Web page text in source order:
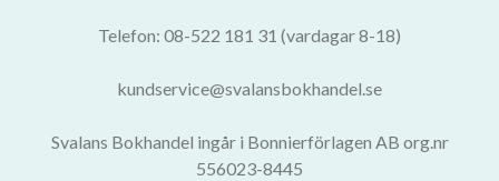
Telefon: 08-522 181 31 (vardagar 8-18)
kundservice@svalansbokhandel.se
Svalans Bokhandel ingår i Bonnierförlagen AB org.nr
556023-8445